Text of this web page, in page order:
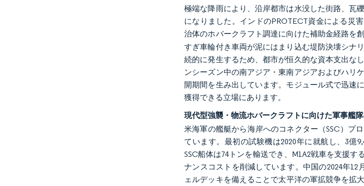
極端な降雨により、沿岸都市は水没した街路、瓦
になりました。インドのPROTECT資金による災
治体のホバークラフト調達に向けた補助金経路を
すぎ車輪付き車両が泥にはまり込む堤防決壊シナ
続的に発生するため、都市が恒久的な資本支出な
ンシーズン中の南アジア・東南アジアおよびハリ
開期間を生み出しています。モジュール式で迅速
獲得できる立場にあります。
現代型強襲・物流ホバークラフトに向けた軍事艦
米海軍の艦艇から海岸へのコネクター（SSC）プ
ています。最初の試験機は2020年に就航し、3億
SSC船体は74トンを輸送でき、M1A2戦車を支援
ナンスコストを削減しています。中国の2024年
ェルデッキを備えることで太平洋の軍拡競争を拡